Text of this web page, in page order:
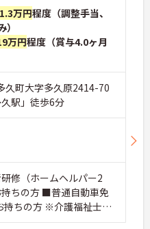
万円程度（調整手当、
万円程度（賞与4.0ヶ月
久町大字多久原2414-70
駅」徒歩6分
修（ホームヘルパー2
ちの方 ■普通自動車免
持ちの方 ※介護福祉士資
し